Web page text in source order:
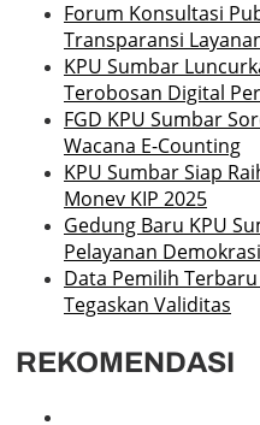
Forum Konsultasi
Transparansi
KPU Sumbar
Terobosan Digital
FGD KPU Sumbar
Wacana E-Counting
KPU Sumbar Siap
Monev KIP 2025
Gedung Baru KPU
Pelayanan Demokrasi
Data Pemilih Terbaru
Tegaskan Validitas
REKOMENDASI